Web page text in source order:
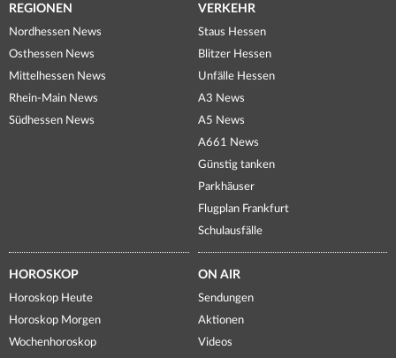
REGIONEN
Nordhessen News
Osthessen News
Mittelhessen News
Rhein-Main News
Südhessen News
VERKEHR
Staus Hessen
Blitzer Hessen
Unfälle Hessen
A3 News
A5 News
A661 News
Günstig tanken
Parkhäuser
Flugplan Frankfurt
Schulausfälle
HOROSKOP
Horoskop Heute
Horoskop Morgen
Wochenhoroskop
ON AIR
Sendungen
Aktionen
Videos